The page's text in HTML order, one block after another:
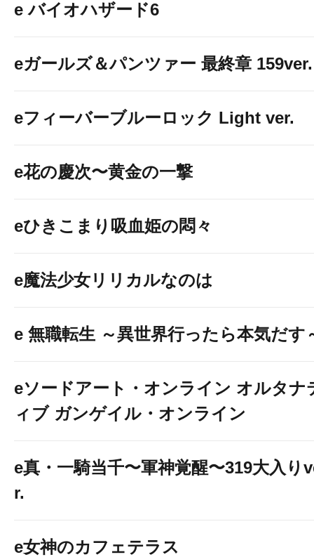
e バイオハザード6
eガールズ＆パンツァー 最終章 159ver.
eフィーバーブルーロック Light ver.
e花の慶次〜黄金の一撃
eひきこまり吸血姫の悶々
e魔法少女リリカルなのは
e 無職転生 ～異世界行ったら本気だす
eソードアート・オンライン オルタナ
ィブ ガンゲイル・オンライン
e真・一騎当千〜軍神覚醒〜319大入り
r.
e女神のカフェテラス